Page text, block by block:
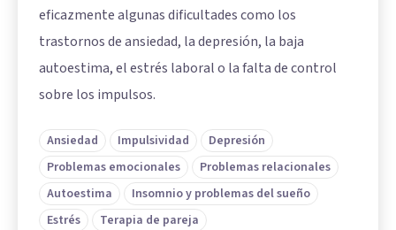
eficazmente algunas dificultades como los
trastornos de ansiedad, la depresión, la baja
autoestima, el estrés laboral o la falta de control
sobre los impulsos.
Ansiedad Impulsividad
Depresión
Problemas emocionales
Problemas relacionales
Autoestima
Insomnio y problemas del sueño
Estrés
Terapia de pareja